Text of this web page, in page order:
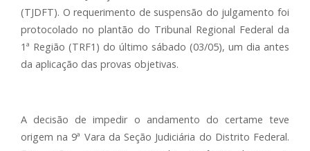
(TJDFT). O requerimento de suspensão do julgamento foi
protocolado no plantão do Tribunal Regional Federal da
1ª Região (TRF1) do último sábado (03/05), um dia antes
da aplicação das provas objetivas.
A decisão de impedir o andamento do certame teve
origem na 9ª Vara da Seção Judiciária do Distrito Federal.